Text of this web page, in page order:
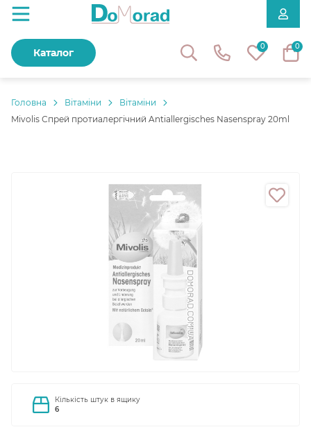
0 0
Каталог
Головнa Вітаміни
Вітаміни
Mivolis Спрей протиалергічний Antiallergisches Nasenspray 20ml
Кількість штук в ящику
6